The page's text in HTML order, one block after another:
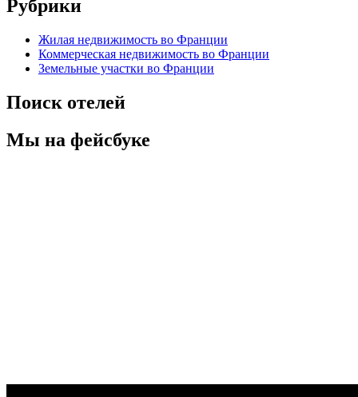
Рубрики
Жилая недвижимость во Франции
Коммерческая недвижимость во Франции
Земельные участки во Франции
Поиск отелей
Мы на фейсбуке